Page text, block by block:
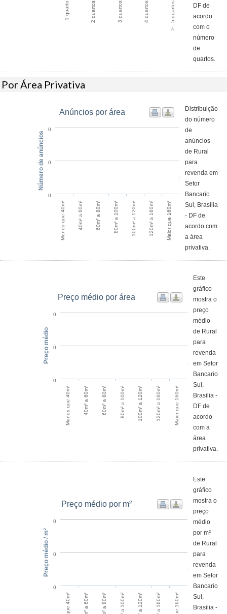
1 quarto 2 quartos 3 quartos 4 quartos >= 5 quartos
DF de
acordo
com o
número
de
quartos.
Por Área Privativa
Anúncios por área
Menos que 40m² 40m² a 60m² 60m² a 80m² 80m² a 100m² 100m² a 120m² 120m² a 160m² Maior que 160m²
0
0
0
Número de anúncios
Distribuição
do número
de
anúncios
de Rural
para
revenda em
Setor
Bancario
Sul, Brasilia
- DF de
acordo com
a área
privativa.
Preço médio por área
Menos que 40m² 40m² a 60m² 60m² a 80m² 80m² a 100m² 100m² a 120m² 120m² a 160m² Maior que 160m²
0
0
0
Preço médio
Este
gráfico
mostra o
preço
médio
de Rural
para
revenda
em Setor
Bancario
Sul,
Brasilia -
DF de
acordo
com a
área
privativa.
Preço médio por m²
40m² a 60m² 60m² a 80m²
0
0
0
Preço médio / m²
Este
gráfico
mostra o
preço
médio
por m²
de Rural
para
revenda
em Setor
Bancario
Sul,
Brasilia -